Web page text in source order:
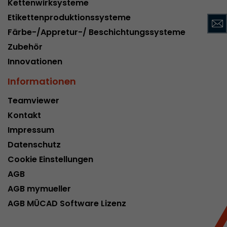
Kettenwirksysteme
Etikettenproduktionssysteme
Färbe-/Appretur-/ Beschichtungssysteme
Zubehör
Innovationen
Informationen
Teamviewer
Kontakt
Impressum
Datenschutz
Cookie Einstellungen
AGB
AGB mymueller
AGB MÜCAD Software Lizenz
__utmc
Provider www.google.com/analytics/
Zweck
Analytics nicht mehr verwendet. Für die
Codes nicht berücksichtigt werden.
Name
Provider www.google.com/analytics/